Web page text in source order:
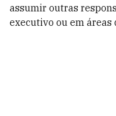
assumir outras
executivo ou em